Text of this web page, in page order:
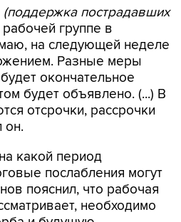
(поддержка пострадавших
группе в
на следующей неделе
Разные меры
окончательное
будет объявлено. (...) В
отсрочки, рассрочки
он.
какой период
послабления могут
пояснил, что рабочая
необходимо